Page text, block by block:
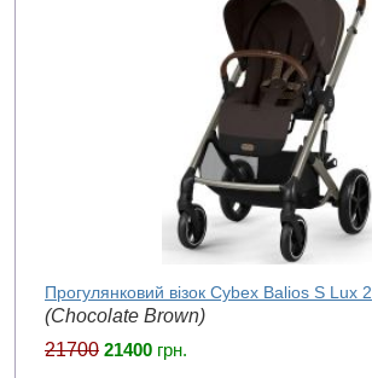
Прогулянковий візок Cybex Balios S Lux 2
(Chocolate Brown)
21700 21400 грн.